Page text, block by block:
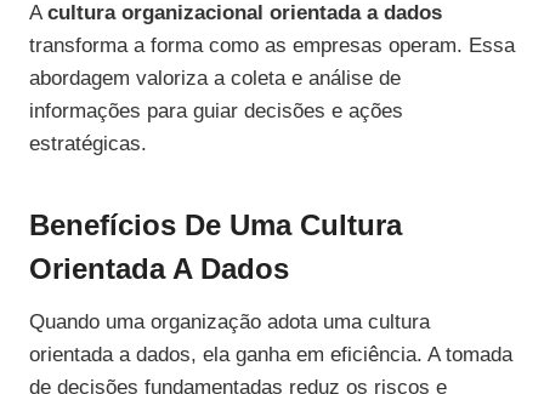
Acultura organizacional orientada a dados
transforma a forma como as empresas operam. Essa
abordagem valoriza a coleta e análise de
informações para guiar decisões e ações
estratégicas.
Benefícios De Uma Cultura
Orientada A Dados
Quando uma organização adota uma cultura
orientada a dados, ela ganha em eficiência. A tomada
de decisões fundamentadas reduz os riscos e